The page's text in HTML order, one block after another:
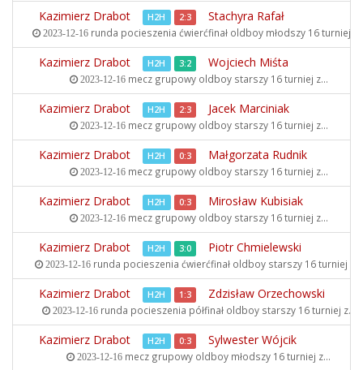
Kazimierz Drabot H2H 2:3 Stachyra Rafał
2023-12-16runda pocieszenia ćwierćfinał oldboy młodszy 16 turniej
Kazimierz Drabot H2H 3:2 Wojciech Miśta
2023-12-16mecz grupowy oldboy starszy 16 turniej z...
Kazimierz Drabot H2H 2:3 Jacek Marciniak
2023-12-16mecz grupowy oldboy starszy 16 turniej z...
Kazimierz Drabot H2H 0:3 Małgorzata Rudnik
2023-12-16mecz grupowy oldboy starszy 16 turniej z...
Kazimierz Drabot H2H 0:3 Mirosław Kubisiak
2023-12-16mecz grupowy oldboy starszy 16 turniej z...
Kazimierz Drabot H2H 3:0 Piotr Chmielewski
2023-12-16 runda pocieszenia ćwierćfinał oldboy starszy 16 turniej z...
Kazimierz Drabot H2H 1:3 Zdzisław Orzechowski
2023-12-16runda pocieszenia półfinał oldboy starszy 16 turniej z...
Kazimierz Drabot H2H 0:3 Sylwester Wójcik
2023-12-16 mecz grupowy oldboy młodszy 16 turniej z...